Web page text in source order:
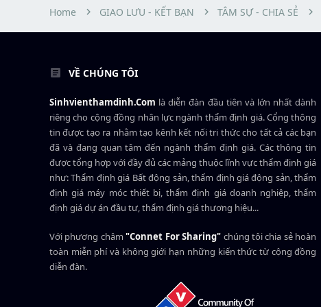
Home GIAO LƯU - KẾT BẠN TÂM SỰ - CHIA SẺ
VỀ CHÚNG TÔI
Sinhvienthamdinh.Com là diễn đàn đầu tiên và lớn nhất dành
riêng cho cộng đồng nhân lực ngành thẩm định giá. Cổng thông
tin được tạo ra nhằm tạo kênh kết nối tri thức cho tất cả các bạn
đã và đang quan tâm đến ngành thẩm định giá. Các thông tin
được tổng hợp với đầy đủ các mảng thuộc lĩnh vực thẩm định giá
như: Thẩm định giá Bất động sản, thẩm định giá động sản, thẩm
định giá máy móc thiết bị, thẩm định giá doanh nghiệp, thẩm
định giá dự án đầu tư, thẩm định giá thương hiệu...
Với phương châm"Connet For Sharing" chúng tôi chia sẻ hoàn
toàn miễn phí và không giới hạn những kiến thức từ cộng đồng
diễn đàn.